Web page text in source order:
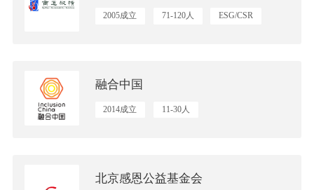
2005成立 71-120人 ESG/CSR
融合中国
2014成立
11-30人
北京感恩公益基金会